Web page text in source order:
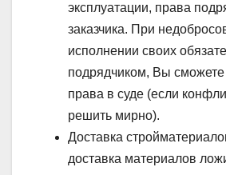
эксплуатации, права
заказчика. При
исполнении своих
подрядчиком, Вы сможете
права в суде (если
решить мирно).
Доставка
доставка материалов